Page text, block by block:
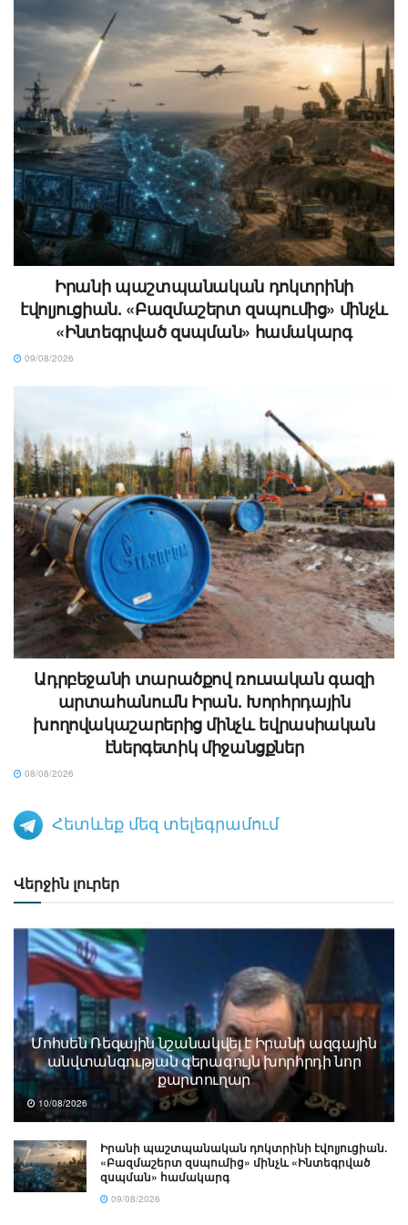
Իրանի պաշտպանական դոկտրինի
էվոլյուցիան. «Բազմաշերտ զսպումից» մինչև
«Ինտեգրված զսպման» համակարգ
09/08/2026
Ադրբեջանի տարածքով ռուսական գազի
արտահանումն Իրան. Խորհրդային
խողովակաշարերից մինչև եվրասիական
էներգետիկ միջանցքներ
08/08/2026
Հետևեք մեզ տելեգրամում
Վերջին լուրեր
Մոհսեն Ռեզային նշանակվել է Իրանի ազգային
անվտանգության գերագույն խորհրդի նոր
քարտուղար
10/08/2026
Իրանի պաշտպանական դոկտրինի էվոլյուցիան.
«Բազմաշերտ զսպումից» մինչև «Ինտեգրված
զսպման» համակարգ
09/08/2026